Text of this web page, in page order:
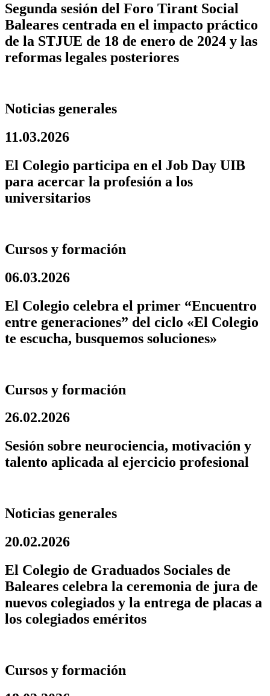
Segunda sesión del Foro Tirant Social
Baleares centrada en el impacto práctico
de la STJUE de 18 de enero de 2024 y las
reformas legales posteriores
Noticias generales
11.03.2026
El Colegio participa en el Job Day UIB
para acercar la profesión a los
universitarios
Cursos y formación
06.03.2026
El Colegio celebra el primer “Encuentro
entre generaciones” del ciclo «El Colegio
te escucha, busquemos soluciones»
Cursos y formación
26.02.2026
Sesión sobre neurociencia, motivación y
talento aplicada al ejercicio profesional
Noticias generales
20.02.2026
El Colegio de Graduados Sociales de
Baleares celebra la ceremonia de jura de
nuevos colegiados y la entrega de placas a
los colegiados eméritos
Cursos y formación